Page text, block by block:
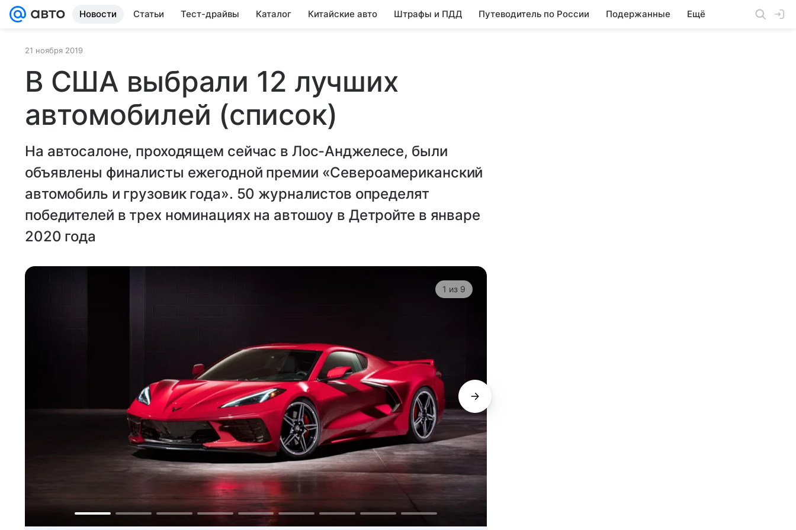
Новости Статьи Тест-драйвы Каталог Китайские авто Штрафы и ПДД Путеводитель по России Подержанные Ещё
21 ноября 2019
В США выбрали 12 лучших
автомобилей (список)
На автосалоне, проходящем сейчас в Лос-Анджелесе, были
объявлены финалисты ежегодной премии «Североамериканский
автомобиль и грузовик года». 50 журналистов определят
победителей в трех номинациях на автошоу в Детройте в январе
2020 года
1 из 9